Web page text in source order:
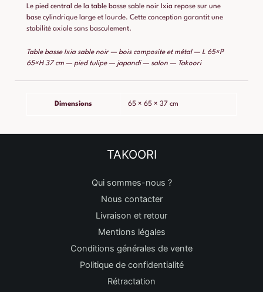
Le pied central de la table basse sable noir Ixia repose sur une
base cylindrique large et lourde. Cette conception garantit une
stabilité axiale sans basculement.
Table basse Ixia sable noir — bois composite et métal — L 65×P
65×H 37 cm — pied tulipe — japandi — salon — Takoori
Dimensions 65 × 65 × 37 cm
TAKOORI
Qui sommes-nous ?
Nous contacter
Livraison et retour
Mentions légales
Conditions générales de vente
Politique de confidentialité
Rétractation